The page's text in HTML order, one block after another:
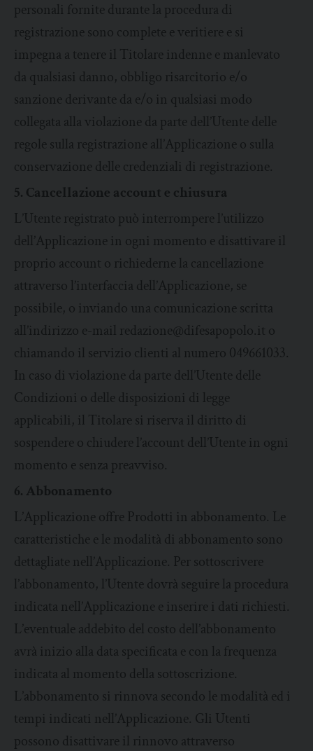
personali fornite durante la procedura di
registrazione sono complete e veritiere e si
impegna a tenere il Titolare indenne e manlevato
da qualsiasi danno, obbligo risarcitorio e/o
sanzione derivante da e/o in qualsiasi modo
collegata alla violazione da parte dell’Utente delle
regole sulla registrazione all’Applicazione o sulla
conservazione delle credenziali di registrazione.
5. Cancellazione account e chiusura
L’Utente registrato può interrompere l’utilizzo
dell’Applicazione in ogni momento e disattivare il
proprio account o richiederne la cancellazione
attraverso l’interfaccia dell’Applicazione, se
possibile, o inviando una comunicazione scritta
all’indirizzo e-mail redazione@difesapopolo.it o
chiamando il servizio clienti al numero 049661033.
In caso di violazione da parte dell’Utente delle
Condizioni o delle disposizioni di legge
applicabili, il Titolare si riserva il diritto di
sospendere o chiudere l’account dell’Utente in ogni
momento e senza preavviso.
6. Abbonamento
L’Applicazione offre Prodotti in abbonamento. Le
caratteristiche e le modalità di abbonamento sono
dettagliate nell’Applicazione. Per sottoscrivere
l’abbonamento, l’Utente dovrà seguire la procedura
indicata nell’Applicazione e inserire i dati richiesti.
L’eventuale addebito del costo dell’abbonamento
avrà inizio alla data specificata e con la frequenza
indicata al momento della sottoscrizione.
L’abbonamento si rinnova secondo le modalità ed i
tempi indicati nell’Applicazione. Gli Utenti
possono disattivare il rinnovo attraverso